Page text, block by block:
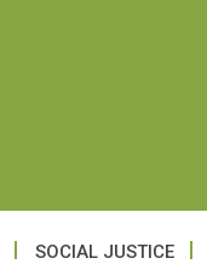
SOCIAL JUSTICE